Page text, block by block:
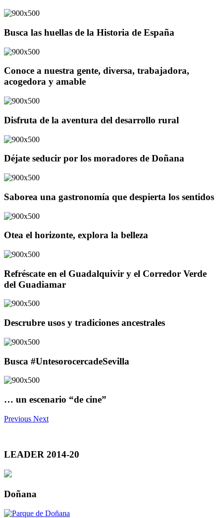
Busca las huellas de la Historia de España
Conoce a nuestra gente, diversa, trabajadora,
acogedora y amable
Disfruta de la aventura del desarrollo rural
Déjate seducir por los moradores de Doñana
Saborea una gastronomía que despierta los sentidos
Otea el horizonte, explora la belleza
Refréscate en el Guadalquivir y el Corredor Verde
del Guadiamar
Descrubre usos y tradiciones ancestrales
Busca #UntesorocercadeSevilla
… un escenario “de cine”
Previous Next
LEADER 2014-20
Doñana